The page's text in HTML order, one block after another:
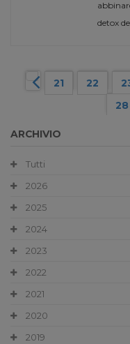
detox
21 22
28
ARCHIVIO
Tutti
2026
2025
2024
2023
2022
2021
2020
2019